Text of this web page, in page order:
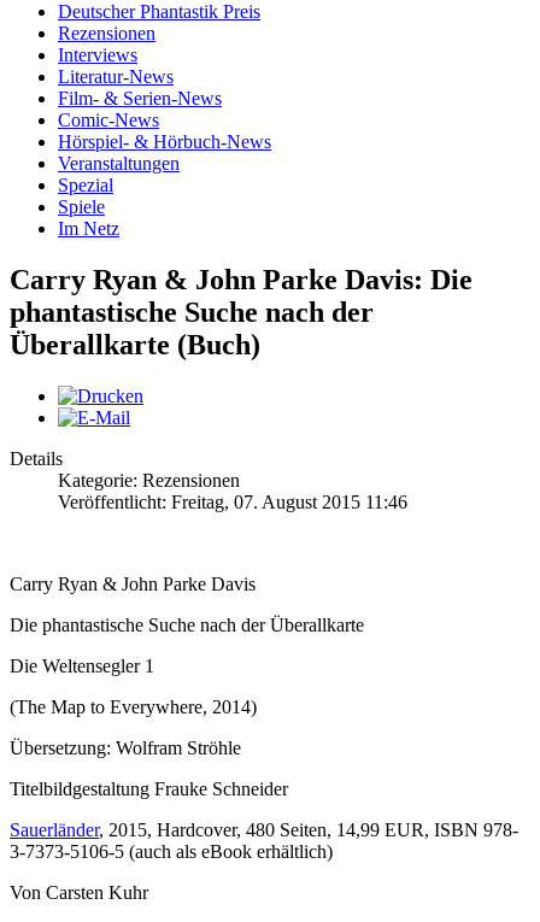
Deutscher Phantastik Preis
Rezensionen
Interviews
Literatur-News
Film- & Serien-News
Comic-News
Hörspiel- & Hörbuch-News
Veranstaltungen
Spezial
Spiele
Im Netz
Carry Ryan & John Parke Davis: Die
phantastische Suche nach der
Überallkarte (Buch)
Details
Kategorie: Rezensionen
Veröffentlicht: Freitag, 07. August 2015 11:46
Carry Ryan & John Parke Davis
Die phantastische Suche nach der Überallkarte
Die Weltensegler 1
(The Map to Everywhere, 2014)
Übersetzung: Wolfram Ströhle
Titelbildgestaltung Frauke Schneider
Sauerländer, 2015, Hardcover, 480 Seiten, 14,99 EUR, ISBN 978-
3-7373-5106-5 (auch als eBook erhältlich)
Von Carsten Kuhr